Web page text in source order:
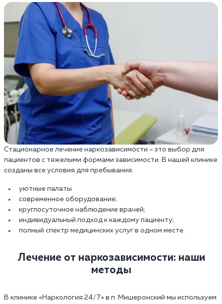
Стационарное лечение наркозависимости – это выбор для
пациентов с тяжелыми формами зависимости. В нашей клинике
созданы все условия для пребывания:
уютные палаты
современное оборудование;
круглосуточное наблюдение врачей;
индивидуальный подход к каждому пациенту;
полный спектр медицинских услуг в одном месте.
Лечение от наркозависимости: наши
методы
В клинике «Наркология 24/7» в п. Мишеронский мы используем